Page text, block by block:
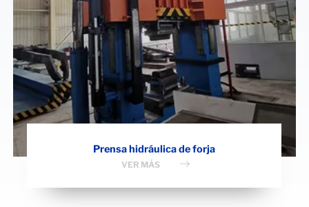
Prensa hidráulica de forja
VER MÁS